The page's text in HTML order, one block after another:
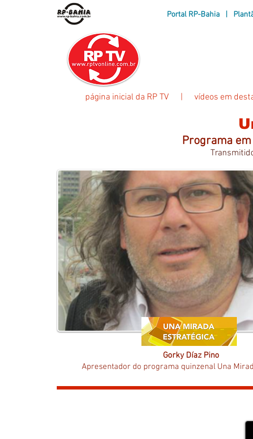
Portal RP-Bahia|
página inicial da RP TV vídeos em
Programa
Gorky Díaz Pino
Apresentador do programa quinzenal Una